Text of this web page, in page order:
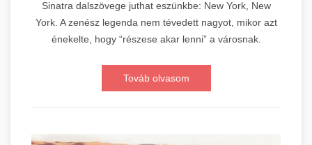
Sinatra dalszövege juthat eszünkbe: New York, New
York. A zenész legenda nem tévedett nagyot, mikor azt
énekelte, hogy “részese akar lenni” a városnak.
Továb olvasom